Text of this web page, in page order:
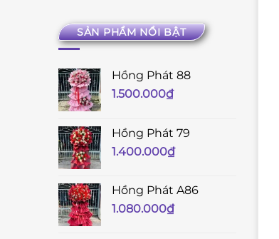
SẢN PHẨM NỔI BẬT
Hồng Phát 88
1.500.000₫
Hồng Phát 79
1.400.000₫
Hồng Phát A86
1.080.000₫